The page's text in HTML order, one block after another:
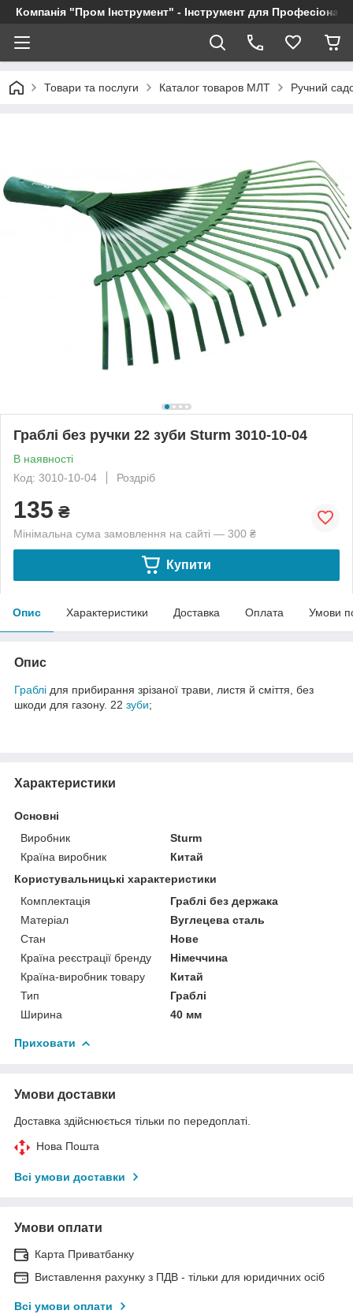
Компанія "Пром Інструмент" - Інструмент для
Товари та послуги Каталог товаров МЛТ Ручний
Граблі без ручки 22 зуби Sturm 3010-10-04
В наявності
Код: 3010-10-04
Роздріб
135 ₴
Мінімальна сума замовлення на сайті — 300 ₴
Купити
Опис Характеристики Доставка Оплата Умови
Опис
Граблі для прибирання зрізаної трави, листя й сміття, без
шкоди для газону. 22 зуби;
Характеристики
Основні
Виробник
Sturm
Країна виробник
Китай
Користувальницькі характеристики
Комплектація
Граблі без держака
Матеріал
Вуглецева сталь
Стан
Нове
Країна реєстрації бренду
Німеччина
Країна-виробник товару
Китай
Тип
Граблі
Ширина
40 мм
Приховати
Умови доставки
Доставка здійснюється тільки по передоплаті.
Нова Пошта
Всі умови доставки
Умови оплати
Карта Приватбанку
Виставлення рахунку з ПДВ - тільки для юридичних осіб
Всі умови оплати